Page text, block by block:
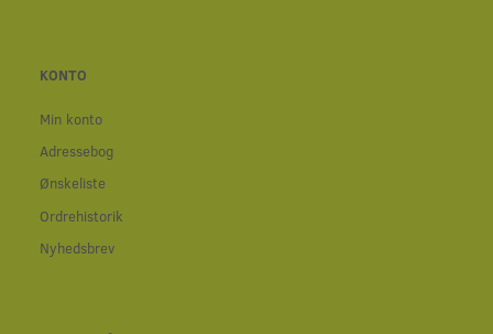
KONTO
Min konto
Adressebog
Ønskeliste
Ordrehistorik
Nyhedsbrev